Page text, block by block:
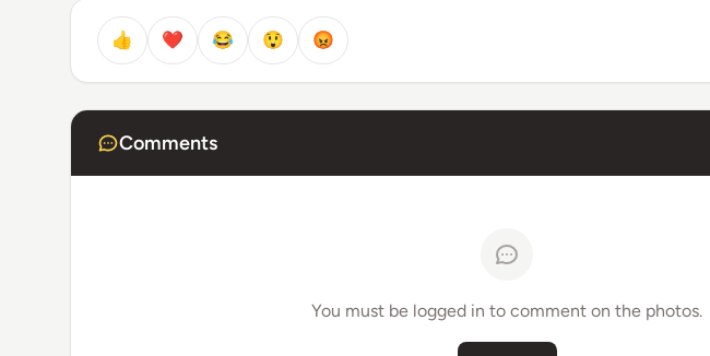
👍 ❤️ 😂 😲 😡
Comments
You must be logged in to comment on the photos.